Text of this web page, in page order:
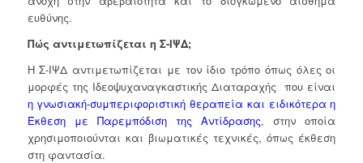
ευθύνης.
Πώς αντιμετωπίζεται η Σ-ΙΨΔ;
Η Σ-ΙΨΔ αντιμετωπίζεται με τον ίδιο τρόπο όπως όλες οι
μορφές της Ιδεοψυχαναγκαστικής Διαταραχής που είναι
η γνωσιακή-συμπεριφοριστική θεραπεία και ειδικότερα η
Έκθεση με Παρεμπόδιση της Αντίδρασης, στην οποία
χρησιμοποιούνται και βιωματικές τεχνικές, όπως έκθεση
στη φαντασία.